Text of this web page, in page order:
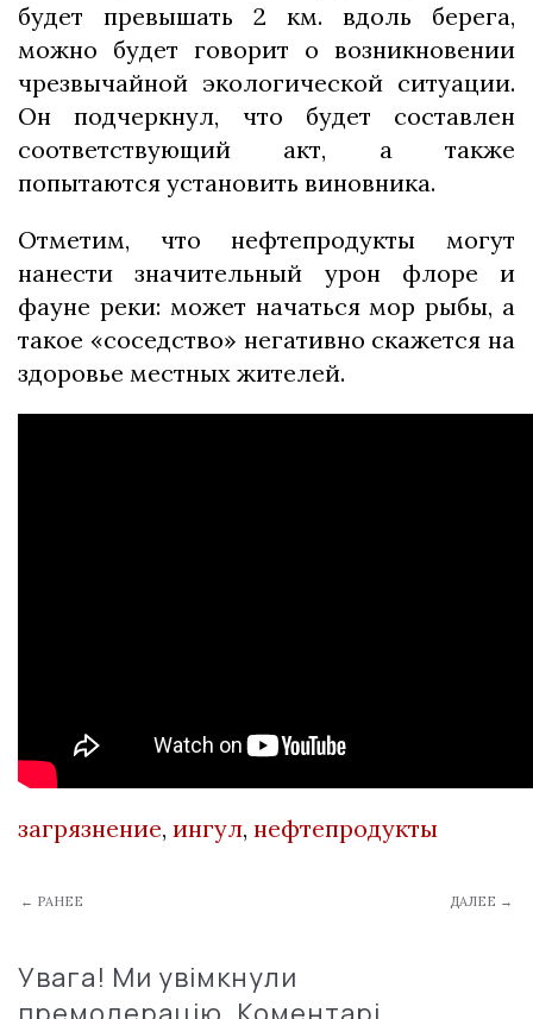
будет превышать 2 км. вдоль берега,
можно будет говорит о возникновении
чрезвычайной экологической ситуации.
Он подчеркнул, что будет составлен
соответствующий акт, а также
попытаются установить виновника.
Отметим, что нефтепродукты могут
нанести значительный урон флоре и
фауне реки: может начаться мор рыбы, а
такое «соседство» негативно скажется на
здоровье местных жителей.
загрязнение, ингул, нефтепродукты
← РАНЕЕ ДАЛЕЕ →
Увага! Ми увімкнули